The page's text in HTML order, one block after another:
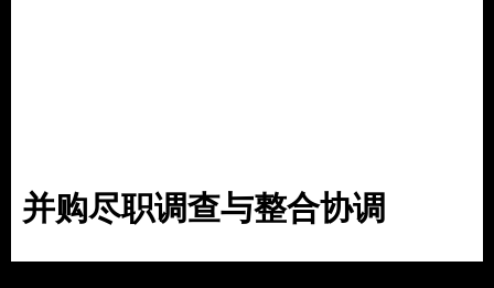
并购尽职调查与整合协调